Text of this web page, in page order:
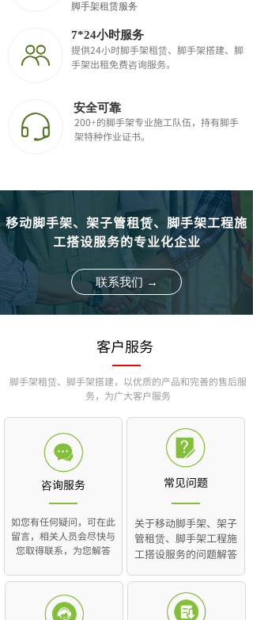
7*24小时服务
脚手架租赁服务
200+的脚手架专业施工队伍，持有脚手
架特种作业证书。
提供24小时脚手架租赁、脚手架搭建、脚
手架出租免费咨询服务。
安全可靠
移动脚手架、架子管租赁、脚手架工程施
工搭设服务的专业化企业
联系我们 →
客户服务
脚手架租赁、脚手架搭建， 以优质的产品和完善的售后服
务，为广大客户服务
常见问题
关于移动脚手架、架子
管租赁、脚手架工程施
工搭设服务的问题解答
咨询服务
如您有任何疑问，可在此
留言，相关人员会尽快与
您取得联系，为您解答